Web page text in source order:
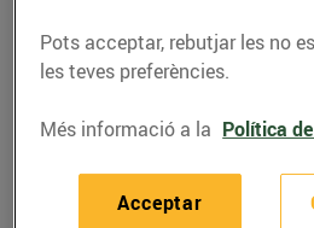
RECEPTES
Pots acceptar, rebutjar les no
les teves preferències.
Més informació a la Política
Acceptar